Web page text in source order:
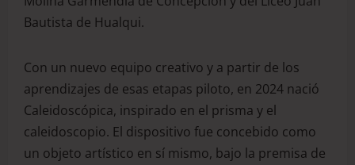
Bautista de Hualqui.
Con un nuevo equipo creativo y a partir de los
aprendizajes de esas etapas piloto, en 2024 nació
Caleidoscópica, inspirado en el prisma y el
caleidoscopio. El dispositivo fue concebido como
un objeto artístico en sí mismo, bajo la premisa de